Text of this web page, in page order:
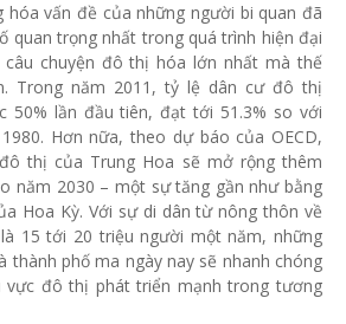
hóa vấn đề của những người bi quan đã
quan trọng nhất trong quá trình hiện đại
câu chuyện đô thị hóa lớn nhất mà thế
Trong năm 2011, tỷ lệ dân cư đô thị
50% lần đầu tiên, đạt tới 51.3% so với
Hơn nữa, theo dự báo của OECD,
thị của Trung Hoa sẽ mở rộng thêm
năm 2030 – một sự tăng gần như bằng
Hoa Kỳ. Với sự di dân từ nông thôn về
15 tới 20 triệu người một năm, những
thành phố ma ngày nay sẽ nhanh chóng
vực đô thị phát triển mạnh trong tương